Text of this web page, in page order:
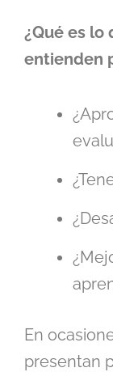
¿Qué es lo
entienden
En
presentan